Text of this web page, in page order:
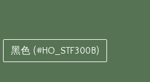
黑色 (#HO_STF300B)